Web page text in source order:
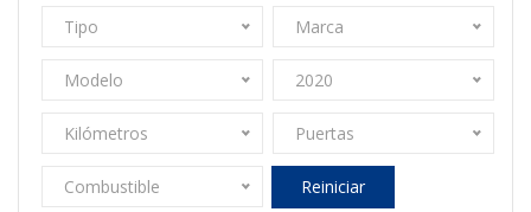
Tipo Marca
Modelo 2020
Kilómetros Puertas
Combustible Reiniciar